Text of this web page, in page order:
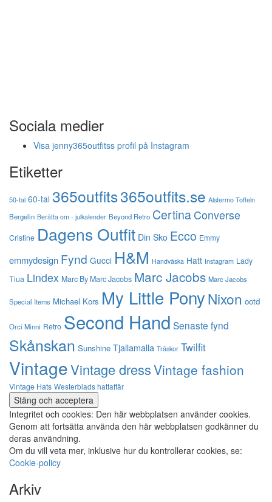
Sociala medier
Visa jenny365outfitss profil på Instagram
Etiketter
50-tal 60-tal 365outfits365outfits.se Alstermo Toffeln
Bergelin Berätta om - julkalender Beyond Retro CertinaConverse
Cristine Dagens Outfit Din Sko Ecco Emmy
emmydesign Fynd Gucci H&M Handväska Hatt Instagram Lady
Tiua Lindex Marc By Marc Jacobs Marc Jacobs Marc Jacobs
Special Items Michael Kors My Little PonyNixon ootd
Orci Minni Retro Second Hand Senaste fynd
Skånskan Sunshine Tjallamalla Träskor Twilfit
VintageVintage dressVintage fashion
Vintage Hats Westerblads hattaffär
Integritet och cookies: Den här webbplatsen använder cookies.
Genom att fortsätta använda den här webbplatsen godkänner du
deras användning.
Om du vill veta mer, inklusive hur du kontrollerar cookies, se:
Cookie-policy
Arkiv